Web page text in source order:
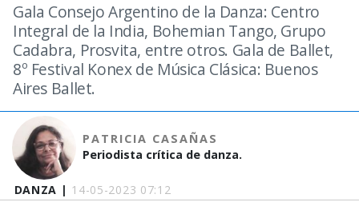
DANZA | 14-05-2023 07:12
Gala Consejo Argentino de la Danza: Centro
Integral de la India, Bohemian Tango, Grupo
Cadabra, Prosvita, entre otros. Gala de Ballet,
8º Festival Konex de Música Clásica: Buenos
Aires Ballet.
PATRICIA CASAÑAS
Periodista crítica de danza.